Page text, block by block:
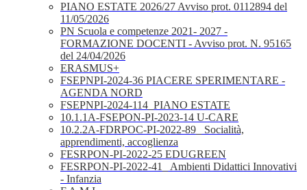
PIANO ESTATE 2026/27 Avviso prot. 0112894 del
11/05/2026
PN Scuola e competenze 2021- 2027 -
FORMAZIONE DOCENTI - Avviso prot. N. 95165
del 24/04/2026
ERASMUS+
FSEPNPI-2024-36 PIACERE SPERIMENTARE -
AGENDA NORD
FSEPNPI-2024-114_PIANO ESTATE
10.1.1A-FSEPON-PI-2023-14 U-CARE
10.2.2A-FDRPOC-PI-2022-89_ Socialità,
apprendimenti, accoglienza
FESRPON-PI-2022-25 EDUGREEN
FESRPON-PI-2022-41_ Ambienti Didattici Innovativi
- Infanzia